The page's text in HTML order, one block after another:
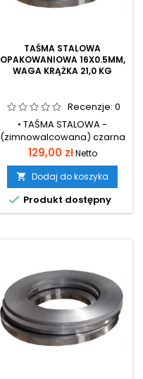
TAŚMA STALOWA
OPAKOWANIOWA 16X0.5MM,
WAGA KRĄŻKA 21,0 KG
Recenzje: 0
• TAŚMA STALOWA -
(zimnowalcowana) czarna
• Opakowaniowa gatunek
St2SX • Szerokość od 16 do
32 mm • Przeznaczona do
pakowania ciężkich
wyrobów ceramicznych,
budowlanych, odlewów •
wewnętrzna szpuli 350 mm
Cena
129,00 zł Netto
 Dodaj do koszyka
 Produkt dostępny